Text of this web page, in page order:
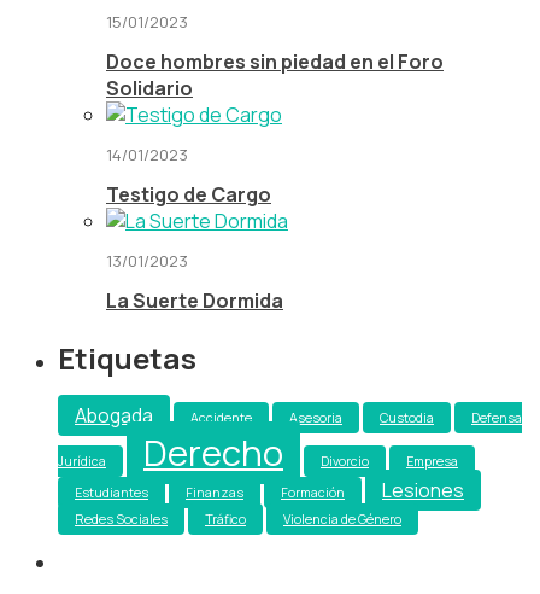
15/01/2023
Doce hombres sin piedad en el Foro
Solidario
14/01/2023
Testigo de Cargo
13/01/2023
La Suerte Dormida
Etiquetas
Abogada Accidente Asesoria Custodia Defensa
Jurídica Derecho Divorcio
Empresa
Estudiantes
Finanzas Formación Lesiones
Redes Sociales Tráfico Violencia de Género